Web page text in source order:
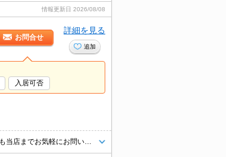
情報更新日 2026/08/08
お問合せ
詳細を見る
追加
入居可否